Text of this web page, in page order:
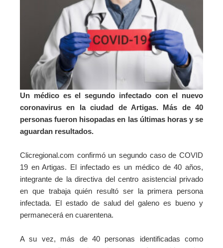
Un médico es el segundo infectado con el nuevo
coronavirus en la ciudad de Artigas. Más de 40
personas fueron hisopadas en las últimas horas y se
aguardan resultados.
Clicregional.com confirmó un segundo caso de COVID
19 en Artigas. El infectado es un médico de 40 años,
integrante de la directiva del centro asistencial privado
en que trabaja quién resultó ser la primera persona
infectada. El estado de salud del galeno es bueno y
permanecerá en cuarentena.
A su vez, más de 40 personas identificadas como